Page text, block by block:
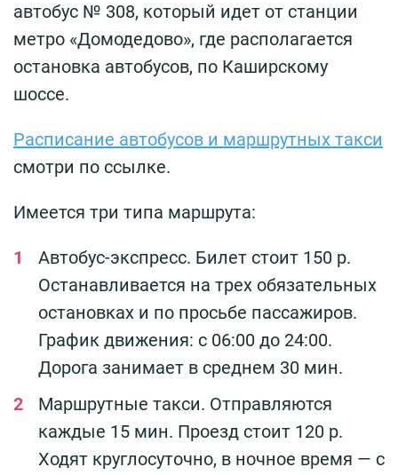
автобус № 308, который идет от станции
метро «Домодедово», где располагается
остановка автобусов, по Каширскому
шоссе.
Расписание автобусов и маршрутных такси
смотри по ссылке.
Имеется три типа маршрута:
Автобус-экспресс. Билет стоит 150 р.
Останавливается на трех обязательных
остановках и по просьбе пассажиров.
График движения: с 06:00 до 24:00.
Дорога занимает в среднем 30 мин.
Маршрутные такси. Отправляются
каждые 15 мин. Проезд стоит 120 р.
Ходят круглосуточно, в ночное время — с